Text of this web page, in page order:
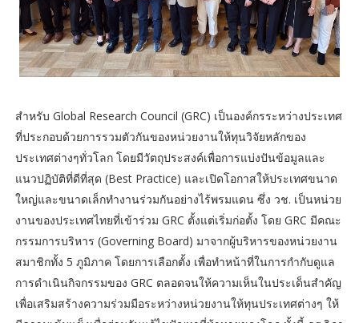
สำหรับ Global Research Council (GRC) เป็นองค์กรระหว่างประเทศ
ที่ประกอบด้วยการรวมตัวกันของหน่วยงานให้ทุนวิจัยหลักของ
ประเทศต่างๆทั่วโลก โดยมีวัตถุประสงค์เพื่อการแบ่งปันข้อมูลและ
แนวปฏิบัติที่ดีที่สุด (Best Practice) และเปิดโอกาสให้ประเทศขนาด
ใหญ่และขนาดเล็กทำงานร่วมกันอย่างไร้พรมแดน ซึ่ง วช. เป็นหน่วย
งานของประเทศไทยที่เข้าร่วม GRC ตั้งแต่เริ่มก่อตั้ง โดย GRC มีคณะ
กรรมการบริหาร (Governing Board) มาจากผู้บริหารของหน่วยงาน
สมาชิกทั้ง 5 ภูมิภาค โดยการเลือกตั้ง เพื่อทำหน้าที่ในการกำกับดูแล
การดำเนินกิจกรรมของ GRC ตลอดจนให้ความเห็นในประเด็นสำคัญ
เพื่อเสริมสร้างความร่วมมือระหว่างหน่วยงานให้ทุนประเทศต่างๆ ให้